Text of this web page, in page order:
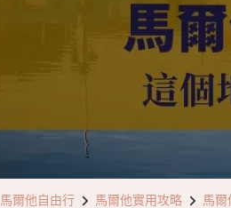
馬爾他自由行 馬爾他實用攻略 馬爾